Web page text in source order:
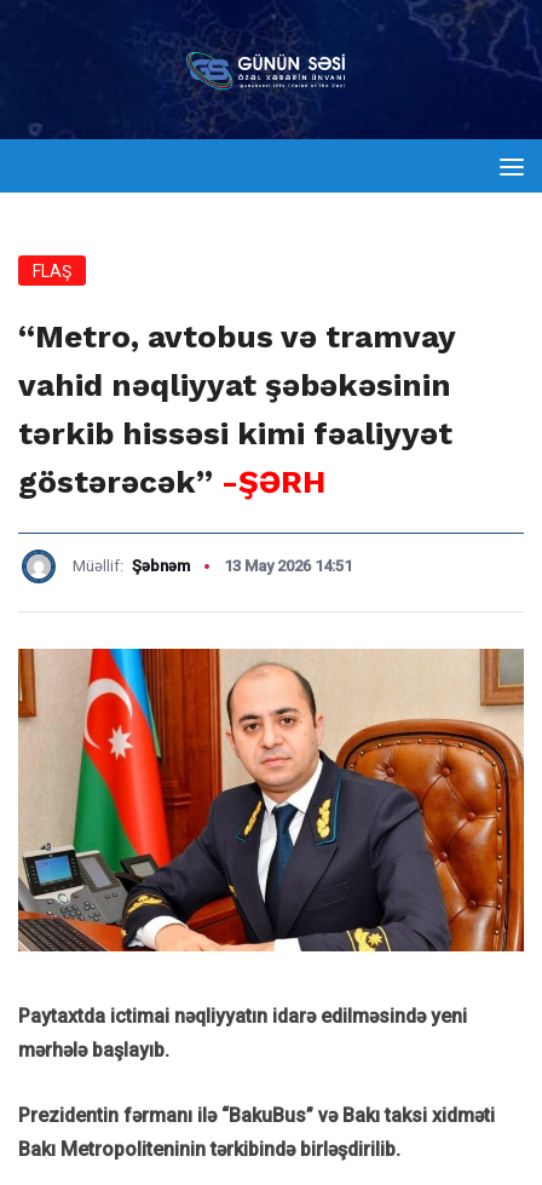
FLAŞ
“Metro, avtobus və tramvay
vahid nəqliyyat şəbəkəsinin
tərkib hissəsi kimi fəaliyyət
göstərəcək” -ŞƏRH
Müəllif: Şəbnəm 13 May 2026 14:51
Paytaxtda ictimai nəqliyyatın idarə edilməsində yeni
mərhələ başlayıb.
Prezidentin fərmanı ilə “BakuBus” və Bakı taksi xidməti
Bakı Metropoliteninin tərkibində birləşdirilib.